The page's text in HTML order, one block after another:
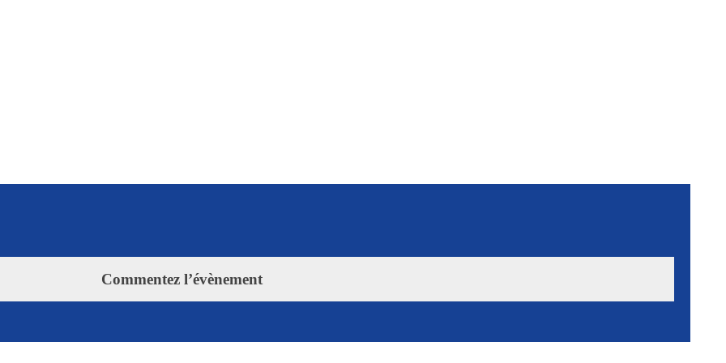
Commentez l’évènement